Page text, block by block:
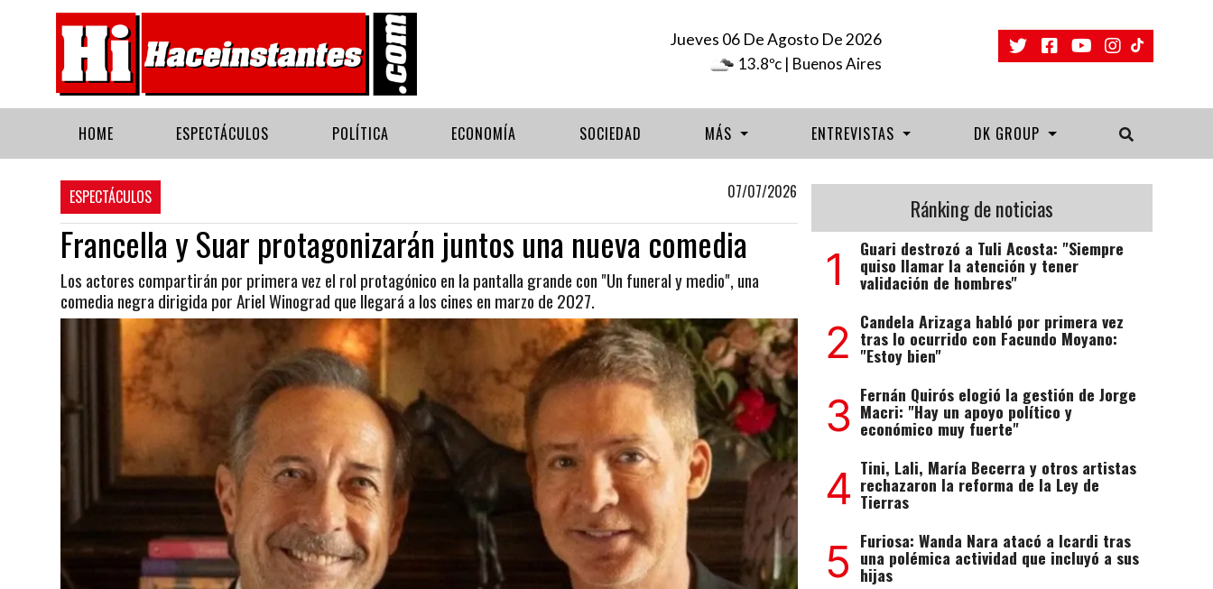
Jueves 06 De Agosto De 2026
13.8ºc | Buenos Aires
HOME ESPECTÁCULOS POLÍTICA ECONOMÍA SOCIEDAD MÁS ENTREVISTAS DK GROUP
ESPECTÁCULOS 07/07/2026
Francella y Suar protagonizarán juntos una nueva comedia
Los actores compartirán por primera vez el rol protagónico en la pantalla grande con "Un funeral y medio", una
comedia negra dirigida por Ariel Winograd que llegará a los cines en marzo de 2027.
Ránking de noticias
1 Guari destrozó a Tuli Acosta: "Siempre
quiso llamar la atención y tener
validación de hombres"
2 Candela Arizaga habló por primera vez
tras lo ocurrido con Facundo Moyano:
"Estoy bien"
3 Fernán Quirós elogió la gestión de Jorge
Macri: "Hay un apoyo político y
económico muy fuerte"
4 Tini, Lali, María Becerra y otros artistas
rechazaron la reforma de la Ley de
Tierras
5 Furiosa: Wanda Nara atacó a Icardi tras
una polémica actividad que incluyó a sus
hijas